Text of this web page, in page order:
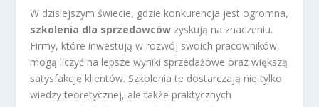
W dzisiejszym świecie, gdzie konkurencja jest ogromna,
szkolenia dla sprzedawców zyskują na znaczeniu.
Firmy, które inwestują w rozwój swoich pracowników,
mogą liczyć na lepsze wyniki sprzedażowe oraz większą
satysfakcję klientów. Szkolenia te dostarczają nie tylko
wiedzy teoretycznej, ale także praktycznych